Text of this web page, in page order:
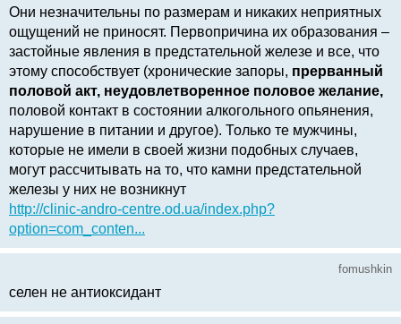
Они незначительны по размерам и никаких неприятных
ощущений не приносят. Первопричина их образования –
застойные явления в предстательной железе и все, что
этому способствует (хронические запоры, прерванный
половой акт, неудовлетворенное половое желание,
половой контакт в состоянии алкогольного опьянения,
нарушение в питании и другое). Только те мужчины,
которые не имели в своей жизни подобных случаев,
могут рассчитывать на то, что камни предстательной
железы у них не возникнут
http://clinic-andro-centre.od.ua/index.php?
option=com_conten...
fomushkin
селен не антиоксидант